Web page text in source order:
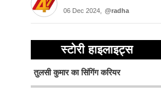
06 Dec 2024, @radha
स्टोरी हाइलाइट्स
तुलसी कुमार का सिंगिंग करियर